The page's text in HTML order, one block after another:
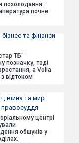
похолодання:
почне
та фінанси
ТБ"
позначку, тоді
а Volia
відтоком
війна та мир
правосуддя
центрі
обшуків у